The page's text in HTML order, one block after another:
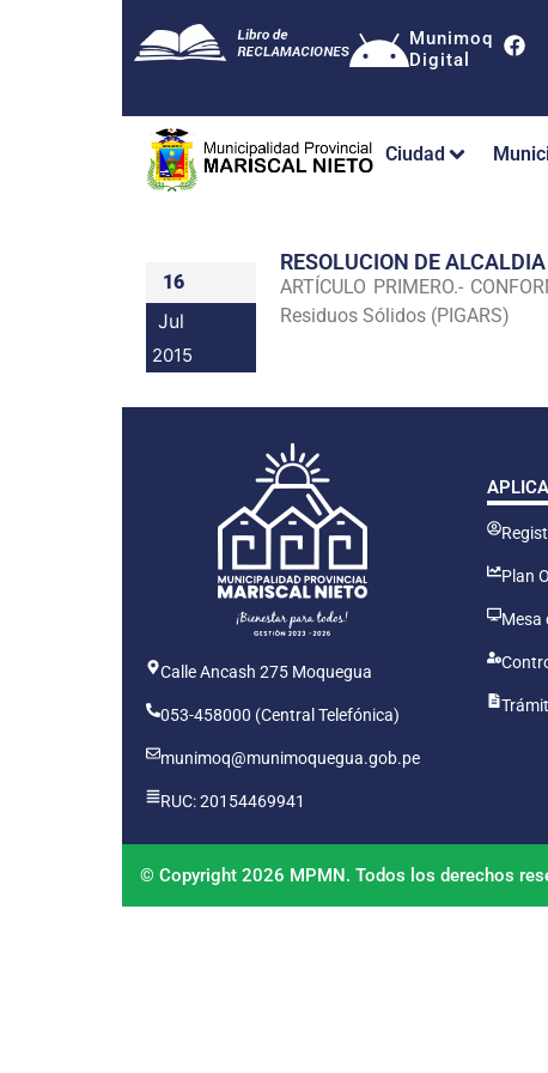
Munimoq
Digital
Ciudad
16
Jul
2015
RESOLUCION DE
ARTÍCULO PRIMERO.-
Residuos Sólidos (PIGARS)
Calle Ancash 275 Moquegua
053-458000 (Central Telefónica)
munimoq@munimoquegua.gob.pe
RUC: 20154469941
Plan
Mesa
© Copyright 2026 MPMN. Todos los derechos